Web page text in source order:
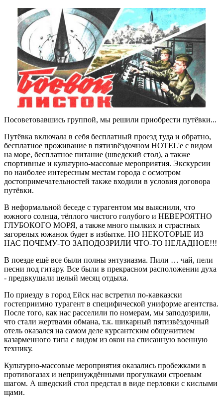
Посоветовавшись группой, мы решили приобрести путёвки...
Путёвка включала в себя бесплатный проезд туда и обратно,
бесплатное проживание в пятизвёздочном HOTEL'e с видом
на море, бесплатное питание (шведский стол), а также
спортивные и культурно-массовые мероприятия. Экскурсии
по наиболее интересным местам города с осмотром
достопримечательностей также входили в условия договора
путёвки.
В неформальной беседе с турагентом мы выяснили, что
южного солнца, тёплого чистого голубого и НЕВЕРОЯТНО
ГЛУБОКОГО МОРЯ, а также много пылких и страстных
загорелых южанок будет в избытке. НО НЕКОТОРЫЕ ИЗ
НАС ПОЧЕМУ-ТО ЗАПОДОЗРИЛИ ЧТО-ТО НЕЛАДНОЕ!!!
В поезде ещё все были полны энтузиазма. Пили … чай, пели
песни под гитару. Все были в прекрасном расположении духа
- предвкушали целый месяц отдыха.
По приезду в город Ейск нас встретил по-кавказски
гостеприимно турагент в специфической униформе агентства.
После того, как нас расселили по номерам, мы заподозрили,
что стали жертвами обмана, т.к. шикарный пятизвёздочный
отель оказался на самом деле курсантским общежитием
казарменного типа с видом из окон на списанную военную
технику.
Культурно-массовые мероприятия оказались пробежками в
противогазах и непринуждёнными прогулками строевым
шагом. А шведский стол предстал в виде перловки с кислыми
щами.